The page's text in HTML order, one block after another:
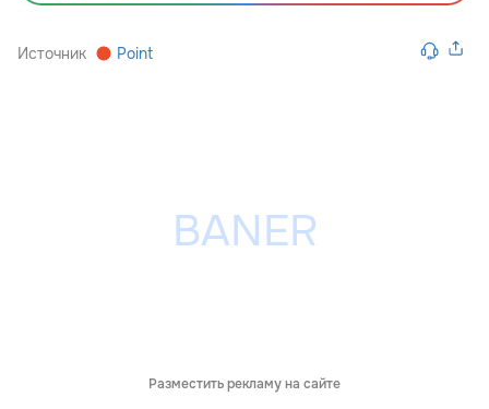
Источник Point
Разместить рекламу на сайте